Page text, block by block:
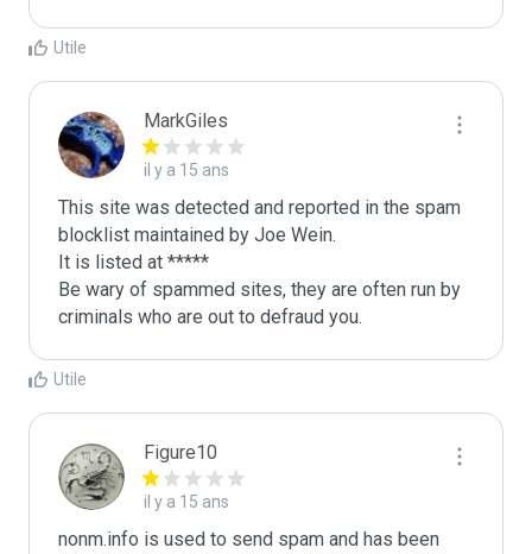
Utile
MarkGiles
il y a 15 ans
This site was detected and reported in the spam
blocklist maintained by Joe Wein.
It is listed at *****
Be wary of spammed sites, they are often run by
criminals who are out to defraud you.
Utile
Figure10
il y a 15 ans
nonm.info is used to send spam and has been